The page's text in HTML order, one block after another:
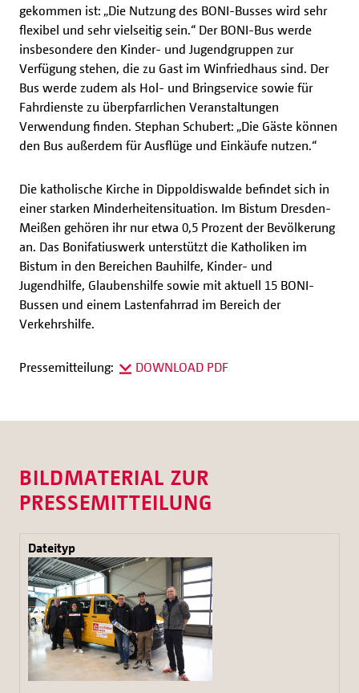
gekommen ist: „Die Nutzung des BONI-Busses wird sehr
flexibel und sehr vielseitig sein.“ Der BONI-Bus werde
insbesondere den Kinder- und Jugendgruppen zur
Verfügung stehen, die zu Gast im Winfriedhaus sind. Der
Bus werde zudem als Hol- und Bringservice sowie für
Fahrdienste zu überpfarrlichen Veranstaltungen
Verwendung finden. Stephan Schubert: „Die Gäste können
den Bus außerdem für Ausflüge und Einkäufe nutzen.“
Die katholische Kirche in Dippoldiswalde befindet sich in
einer starken Minderheitensituation. Im Bistum Dresden-
Meißen gehören ihr nur etwa 0,5 Prozent der Bevölkerung
an. Das Bonifatiuswerk unterstützt die Katholiken im
Bistum in den Bereichen Bauhilfe, Kinder- und
Jugendhilfe, Glaubenshilfe sowie mit aktuell 15 BONI-
Bussen und einem Lastenfahrrad im Bereich der
Verkehrshilfe.
Pressemitteilung: DOWNLOAD PDF
BILDMATERIAL ZUR
PRESSEMITTEILUNG